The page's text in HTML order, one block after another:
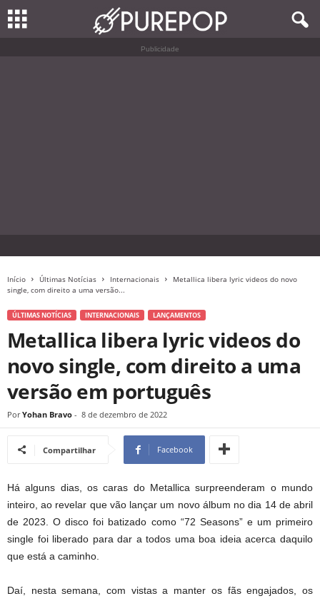
Publicidade
Início Últimas Notícias Internacionais
Metallica libera lyric videos do novo
single, com direito a uma versão...
ÚLTIMAS NOTÍCIAS INTERNACIONAIS LANÇAMENTOS
Metallica libera lyric videos do
novo single, com direito a uma
versão em português
Por Yohan Bravo - 8 de dezembro de 2022
Compartilhar Facebook
Há alguns dias, os caras do Metallica surpreenderam o mundo
inteiro, ao revelar que vão lançar um novo álbum no dia 14 de abril
de 2023. O disco foi batizado como “72 Seasons” e um primeiro
single foi liberado para dar a todos uma boa ideia acerca daquilo
que está a caminho.
Daí, nesta semana, com vistas a manter os fãs engajados, os